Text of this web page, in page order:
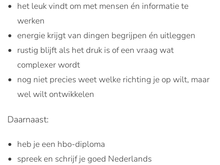
het leuk vindt om met mensen én informatie te
werken
energie krijgt van dingen begrijpen én uitleggen
rustig blijft als het druk is of een vraag wat
complexer wordt
nog niet precies weet welke richting je op wilt, maar
wel wilt ontwikkelen
Daarnaast:
heb je een hbo-diploma
spreek en schrijf je goed Nederlands